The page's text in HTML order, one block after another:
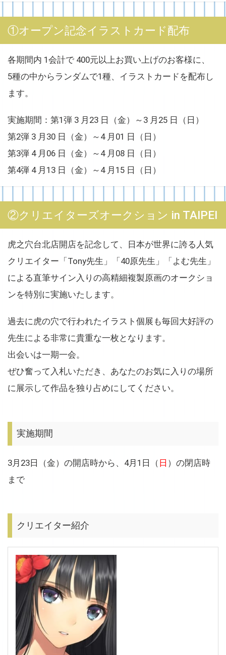
①オープン記念イラストカード配布
各期間内 1会計で 400元以上お買い上げのお客様に、
5種の中からランダムで1種、イラストカードを配布し
ます。
実施期間：第1弾 3 月23 日（金）～3 月25 日（日）
第2弾 3 月30 日（金）～4 月01 日（日）
第3弾 4 月06 日（金）～4 月08 日（日）
第4弾 4 月13 日（金）～4 月15 日（日）
②クリエイターズオークション in TAIPEI
虎之穴台北店開店を記念して、日本が世界に誇る人気
クリエイター「Tony先生」「40原先生」「よむ先生」
による直筆サイン入りの高精細複製原画のオークショ
ンを特別に実施いたします。
過去に虎の穴で行われたイラスト個展も毎回大好評の
先生による非常に貴重な一枚となります。
出会いは一期一会。
ぜひ奮って入札いただき、あなたのお気に入りの場所
に展示して作品を独り占めにしてください。
実施期間
3月23日（金）の開店時から、4月1日（ 日 ）の閉店時
まで
クリエイター紹介